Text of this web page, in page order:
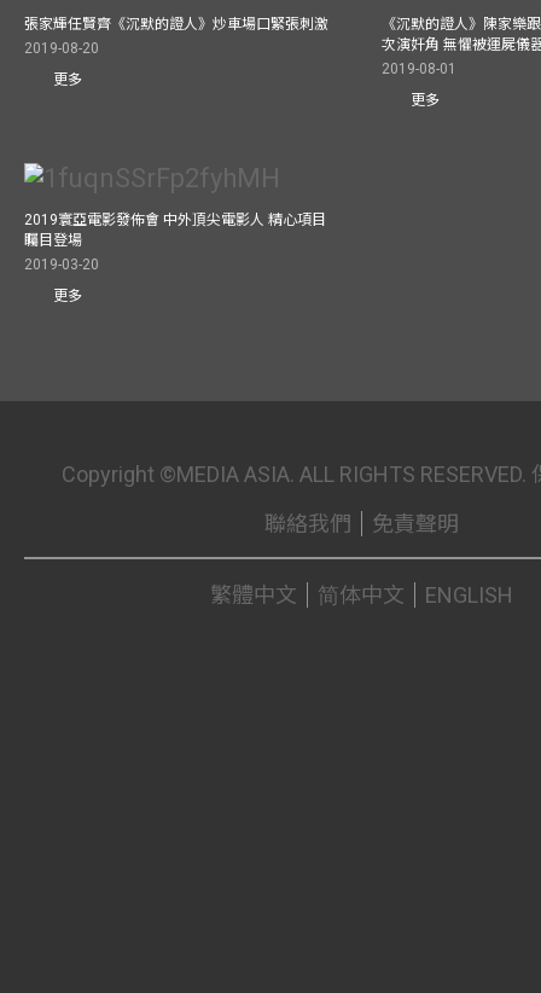
張家輝任賢齊《沉默的證人》炒車場口緊張刺激
2019-08-20
更多
《沉默的證人》陳家樂
次演奸角 無懼被運屍儀
2019-08-01
更多
2019寰亞電影發佈會 中外頂尖電影人 精心項目
矚目登場
2019-03-20
更多
Copyright ©MEDIA ASIA. ALL RIGHTS
聯絡我們
免責聲明
繁體中文 简体中文 ENGLISH